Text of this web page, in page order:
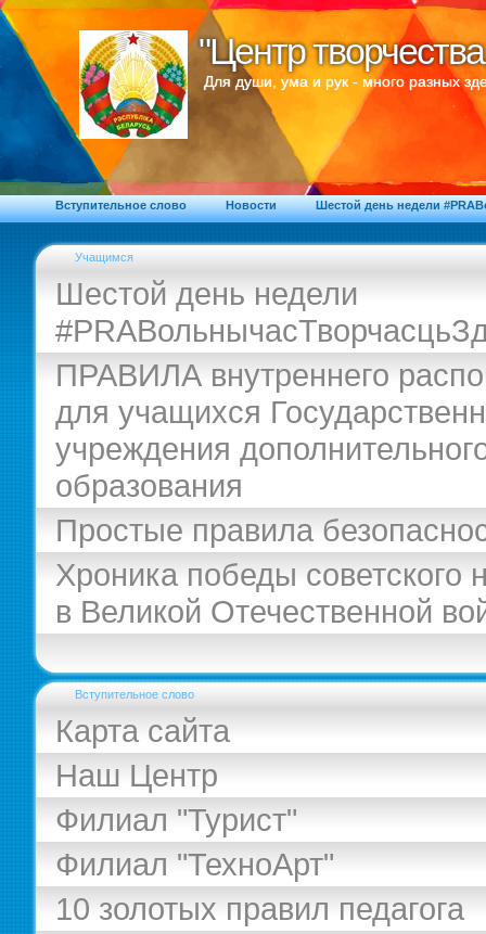
"Центр
"Центр
Для души, ума и рук - много разных
Вступительное слово Новости Шестой день недели
Учащимся
Шестой день недели
ПРАВИЛА внутреннего
для учащихся
учреждения
образования
Простые правила
Хроника победы советского
в Великой Отечественной
Вступительное слово
Карта сайта
Наш Центр
Филиал "Турист"
Филиал "ТехноАрт"
10 золотых правил педагога